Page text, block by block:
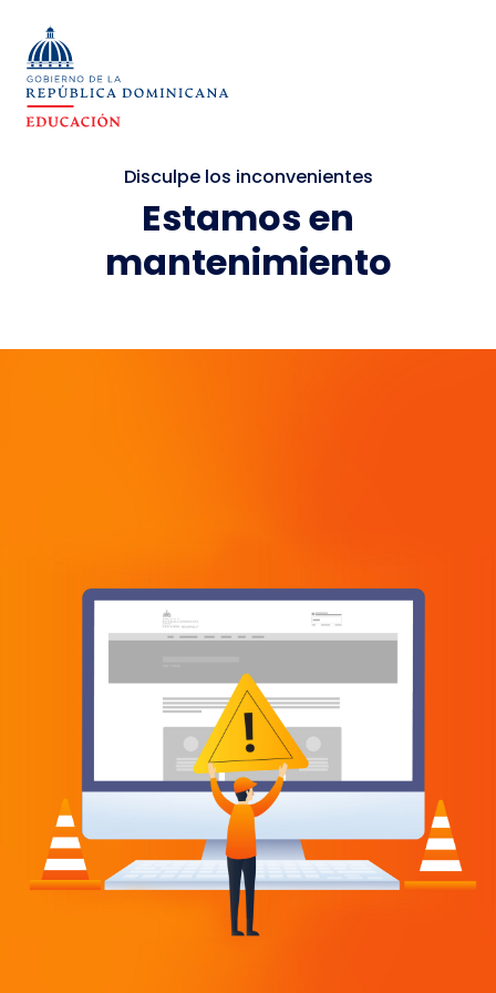
Disculpe los inconvenientes
Estamos en
mantenimiento